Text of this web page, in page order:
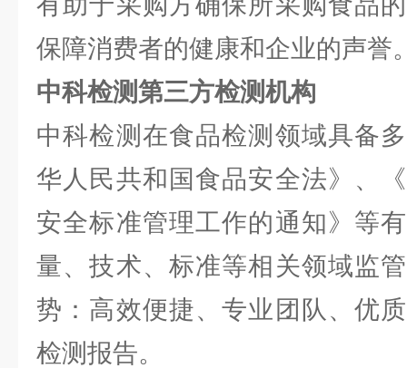
保障消费者的健康和企业的声誉
中科检测第三方检测机构
中科检测在食品检测领域具备
华人民共和国食品安全法》、
安全标准管理工作的通知》等
量、技术、标准等相关领域监
势：高效便捷、专业团队、优
检测报告。